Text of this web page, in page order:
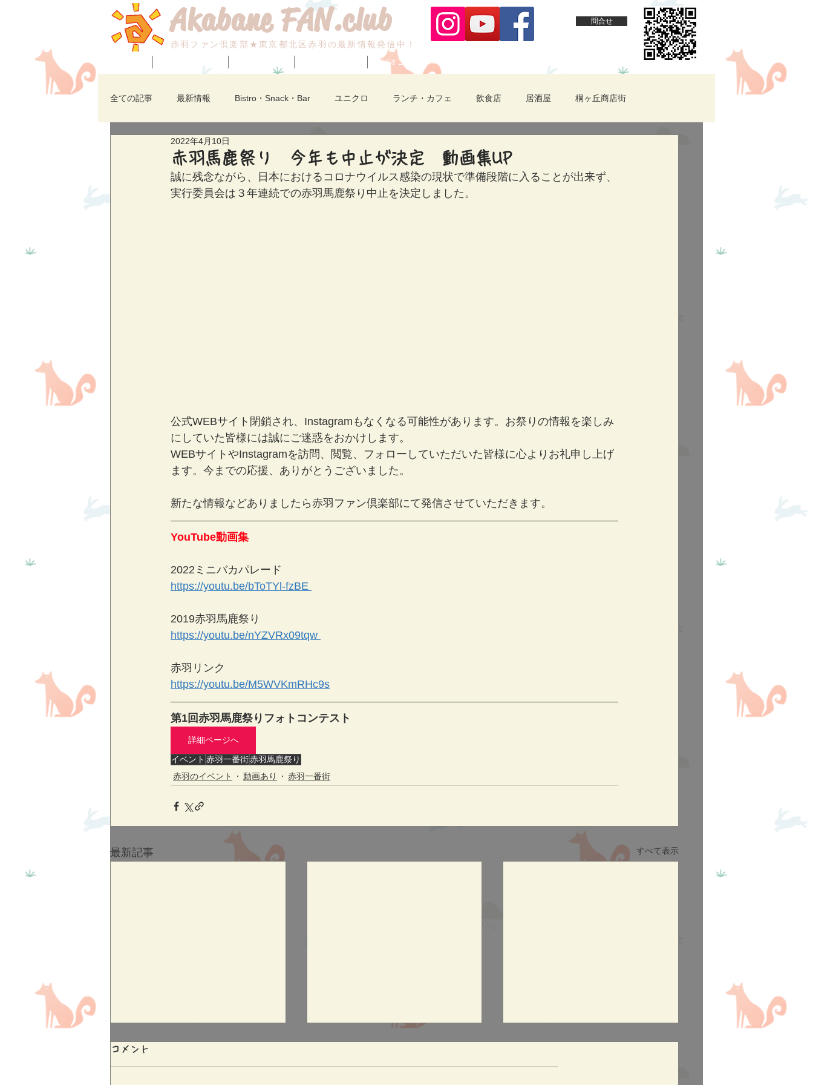
Akabane FAN.club 問合せ
赤羽ファン倶楽部★東京都北区赤羽の最新情報発信中！
ビビオご案内/fashion
全ての記事 最新情報 Bistro・Snack・Bar ユニクロ ランチ・カフェ 飲食店 居酒屋 桐ヶ丘商店街
七福神広場 焼肉・アジアン・中華・拉麺
赤羽のイベント 赤羽ビビオ 赤羽一番街 赤羽馬鹿祭り 裏赤羽
赤羽馬鹿祭り 今年も中止が決定 動画集UP
2022年4月10日
誠に残念ながら、日本におけるコロナウイルス感染の現状で準備段階に入ることが出来ず、
実行委員会は３年連続での赤羽馬鹿祭り中止を決定しました。
公式WEBサイト閉鎖され、Instagramもなくなる可能性があります。お祭りの情報を楽しみ
にしていた皆様には誠にご迷惑をおかけします。
WEBサイトやInstagramを訪問、閲覧、フォローしていただいた皆様に心よりお礼申し上げ
ます。今までの応援、ありがとうございました。
新たな情報などありましたら赤羽ファン倶楽部にて発信させていただきます。
YouTube動画集
2022ミニバカパレード
https://youtu.be/bToTYl-fzBE
2019赤羽馬鹿祭り
https://youtu.be/nYZVRx09tqw
赤羽リンク
https://youtu.be/M5WVKmRHc9s
第1回赤羽馬鹿祭りフォトコンテスト
詳細ページへ
イベント 赤羽一番街赤羽馬鹿祭り
赤羽のイベント
動画あり 赤羽一番街
最新記事 すべて表示
コメント